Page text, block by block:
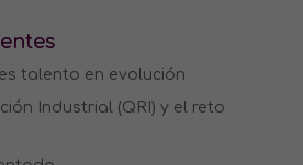
talento en evolución
Industrial (QRI) y el reto